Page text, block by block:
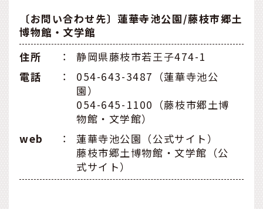
〔お問い合わせ先〕蓮華寺池公園/藤枝市郷土
博物館・文学館
住所
：
静岡県藤枝市若王子474-1
電話
：
054-643-3487（蓮華寺池公
園）
054-645-1100（藤枝市郷土博
物館・文学館）
web
：
蓮華寺池公園（公式サイト）
藤枝市郷土博物館・文学館（公
式サイト）